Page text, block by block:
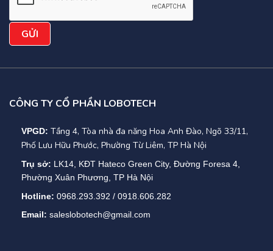
CÔNG TY CỔ PHẦN LOBOTECH
VPGD: Tầng 4, Tòa nhà đa năng Hoa Anh Đào, Ngõ 33/11,
Phố Lưu Hữu Phước, Phường Từ Liêm, TP Hà Nội
Trụ sở: LK14, KĐT Hateco Green City, Đường Foresa 4,
Phường Xuân Phương, TP Hà Nội
Hotline: 0968.293.392 / 0918.606.282
Email: saleslobotech@gmail.com